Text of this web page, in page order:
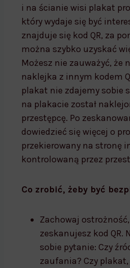
i na ścianie wisi plakat
który wydaje się być
znajduje się kod QR, za
można szybko uzyskać
Możesz nie zauważyć, że
naklejka z innym kodem
plakat nie zdajemy sobie
na plakacie został
przestępcę. Po
dowiedzieć się więcej o
przekierowany na stronę
kontrolowaną przez
Co zrobić, żeby być
Zachowaj
zeskanujesz kod QR.
sobie pytanie: Czy
zaufania? Czy